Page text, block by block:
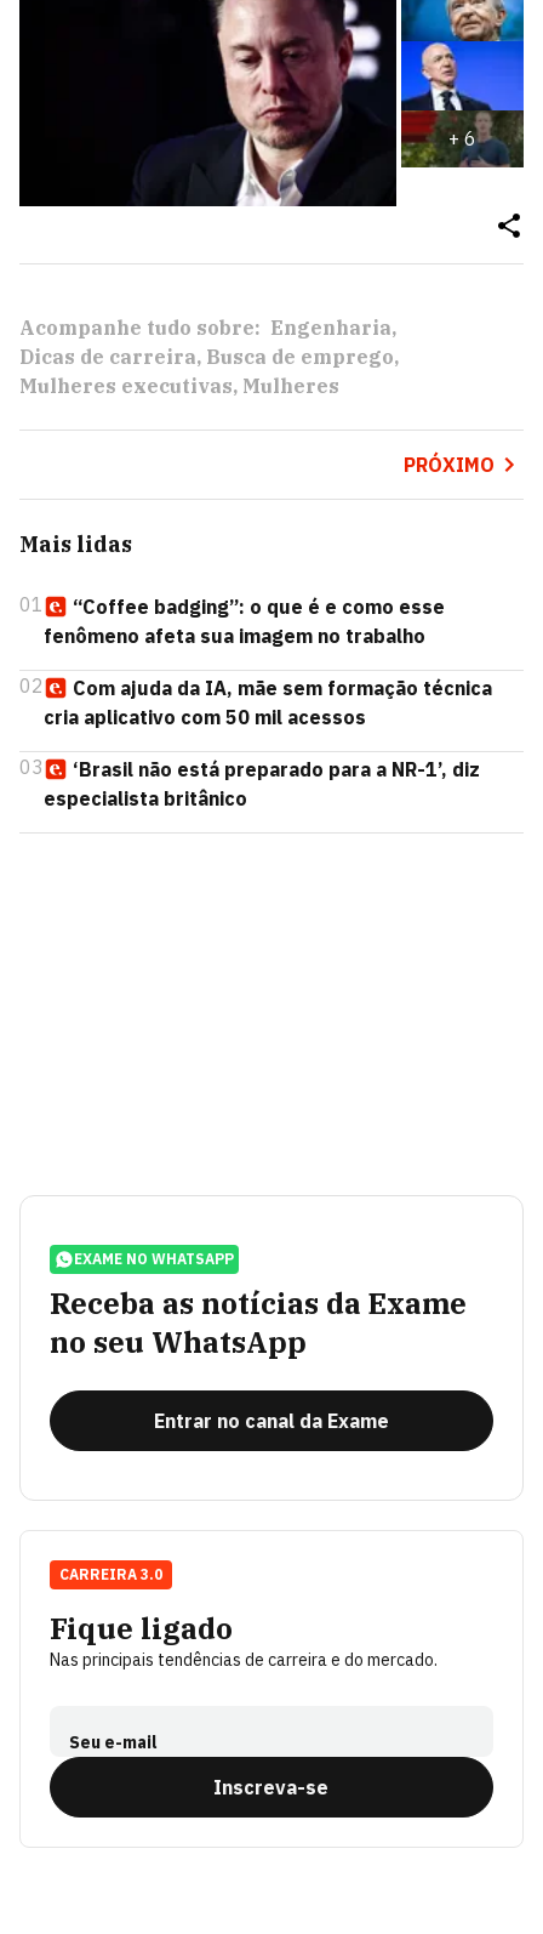
+ 6
Acompanhe tudo sobre: Engenharia
Dicas de carreira Busca de emprego
Mulheres executivas Mulheres
PRÓXIMO
Mais lidas
01
“Coffee badging”: o que é e como esse
fenômeno afeta sua imagem no trabalho
02
Com ajuda da IA, mãe sem formação técnica
cria aplicativo com 50 mil acessos
03
‘Brasil não está preparado para a NR-1’, diz
especialista britânico
EXAME NO WHATSAPP
Receba as notícias da Exame
no seu WhatsApp
Entrar no canal da Exame
Fique ligado
Nas principais tendências de carreira e do mercado.
Seu e-mail
Inscreva-se
CARREIRA 3.0